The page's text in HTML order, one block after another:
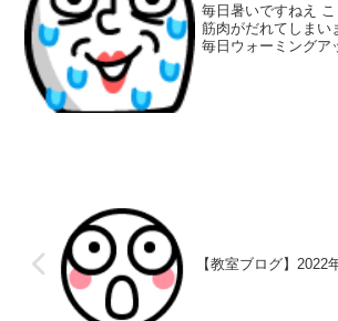
毎日暑いですねえ
筋肉がだれてしまい
毎日ウォーミングア
【教室ブログ】2022